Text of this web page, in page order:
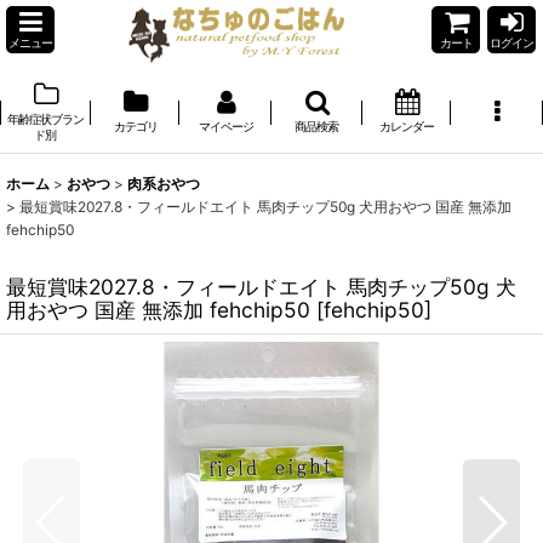
メニュー カート ログイン
年齢症状ブラン
ド別
カテゴリ マイページ 商品検索 カレンダー
ホーム > おやつ > 肉系おやつ
> 最短賞味2027.8・フィールドエイト 馬肉チップ50g 犬用おやつ 国産 無添加
fehchip50
最短賞味2027.8・フィールドエイト 馬肉チップ50g 犬
用おやつ 国産 無添加 fehchip50 [fehchip50]